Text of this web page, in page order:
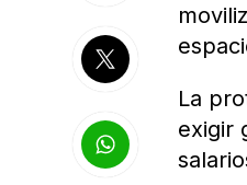
La
exigir